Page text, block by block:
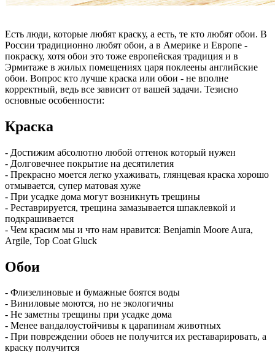
Есть люди, которые любят краску, а есть, те кто любят обои. В
России традиционно любят обои, а в Америке и Европе -
покраску, хотя обои это тоже европейская традиция и в
Эрмитаже в жилых помещениях царя поклеены английские
обои. Вопрос кто лучше краска или обои - не вполне
корректный, ведь все зависит от вашей задачи. Тезисно
основные особенности:
Краска
- Достижим абсолютно любой оттенок который нужен
- Долговечнее покрытие на десятилетия
- Прекрасно моется легко ухаживать, глянцевая краска хорошо
отмывается, супер матовая хуже
- При усадке дома могут возникнуть трещины
- Реставрируется, трещина замазывается шпаклевкой и
подкрашивается
- Чем красим мы и что нам нравится: Benjamin Moore Aura,
Argile, Top Coat Gluck
Обои
- Флизелиновые и бумажные боятся воды
- Виниловые моются, но не экологичны
- Не заметны трещины при усадке дома
- Менее вандалоустойчивы к царапинам животных
- При повреждении обоев не получится их реставарировать, а
краску получится